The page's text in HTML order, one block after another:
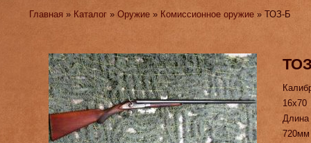
Главная » Каталог »Оружие » Комиссионное оружие » ТОЗ-Б
16х70
720мм